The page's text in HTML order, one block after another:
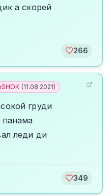
а скорей
266
(11.08.2021)
груди
панама
леди ди
349